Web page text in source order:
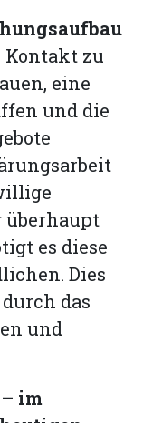
Kontakt zu
eine
und die
überhaupt
es diese
Dies
das
und
im